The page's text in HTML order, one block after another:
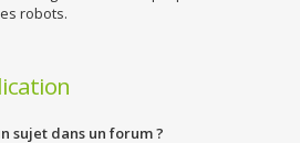
robots.
sujet dans un forum ?